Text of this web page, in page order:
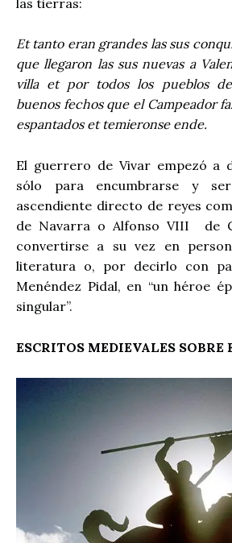
Et tanto eran grandes las sus
que llegaron las sus nuevas a
villa et por todos los pueblos
buenos fechos que el Campeador
espantados et temieronse ende.
El guerrero de Vivar empezó a
sólo para encumbrarse y
ascendiente directo de reyes
de Navarra o Alfonso VIII
de
convertirse a su vez en
literatura o, por decirlo con
Menéndez Pidal, en “un héroe
singular”.
ESCRITOS MEDIEVALES SOBRE